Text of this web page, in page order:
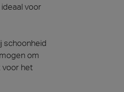
voor
schoonheid
om
voor het